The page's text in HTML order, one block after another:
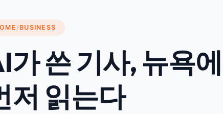
/BUSINESS
가 쓴 기사, 뉴욕
저 읽는다